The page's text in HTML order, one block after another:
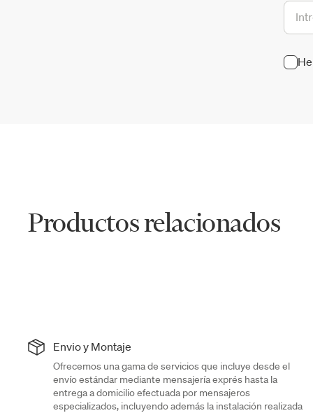
Productos relacionados
Envio y Montaje
Ofrecemos una gama de servicios que incluye desde el
envío estándar mediante mensajería exprés hasta la
entrega a domicilio efectuada por mensajeros
especializados, incluyendo además la instalación realizada